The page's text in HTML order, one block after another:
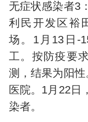
无症状感染者3
利民开发区裕
场。1月13日-
工。按防疫要
测，结果为阳
医院。1月22日
染者。